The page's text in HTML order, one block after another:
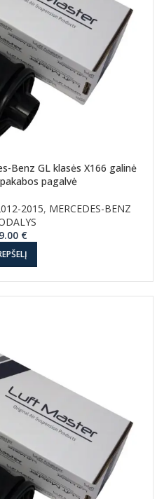
Benz GL klasės X166 galinė
pagalvė
2015, MERCEDES-BENZ
€